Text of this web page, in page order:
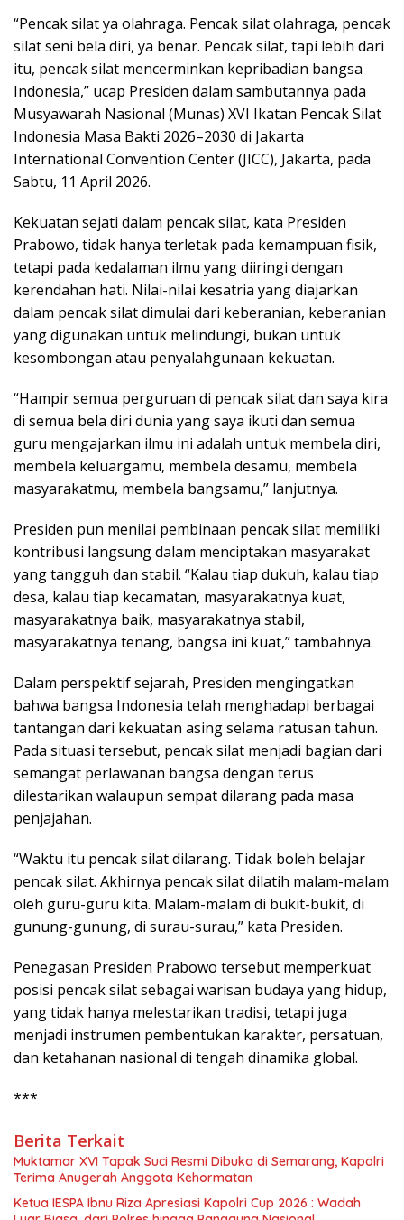
“Pencak silat ya olahraga. Pencak silat olahraga, pencak
silat seni bela diri, ya benar. Pencak silat, tapi lebih dari
itu, pencak silat mencerminkan kepribadian bangsa
Indonesia,” ucap Presiden dalam sambutannya pada
Musyawarah Nasional (Munas) XVI Ikatan Pencak Silat
Indonesia Masa Bakti 2026–2030 di Jakarta
International Convention Center (JICC), Jakarta, pada
Sabtu, 11 April 2026.
Kekuatan sejati dalam pencak silat, kata Presiden
Prabowo, tidak hanya terletak pada kemampuan fisik,
tetapi pada kedalaman ilmu yang diiringi dengan
kerendahan hati. Nilai-nilai kesatria yang diajarkan
dalam pencak silat dimulai dari keberanian, keberanian
yang digunakan untuk melindungi, bukan untuk
kesombongan atau penyalahgunaan kekuatan.
“Hampir semua perguruan di pencak silat dan saya kira
di semua bela diri dunia yang saya ikuti dan semua
guru mengajarkan ilmu ini adalah untuk membela diri,
membela keluargamu, membela desamu, membela
masyarakatmu, membela bangsamu,” lanjutnya.
Presiden pun menilai pembinaan pencak silat memiliki
kontribusi langsung dalam menciptakan masyarakat
yang tangguh dan stabil. “Kalau tiap dukuh, kalau tiap
desa, kalau tiap kecamatan, masyarakatnya kuat,
masyarakatnya baik, masyarakatnya stabil,
masyarakatnya tenang, bangsa ini kuat,” tambahnya.
Dalam perspektif sejarah, Presiden mengingatkan
bahwa bangsa Indonesia telah menghadapi berbagai
tantangan dari kekuatan asing selama ratusan tahun.
Pada situasi tersebut, pencak silat menjadi bagian dari
semangat perlawanan bangsa dengan terus
dilestarikan walaupun sempat dilarang pada masa
penjajahan.
“Waktu itu pencak silat dilarang. Tidak boleh belajar
pencak silat. Akhirnya pencak silat dilatih malam-malam
oleh guru-guru kita. Malam-malam di bukit-bukit, di
gunung-gunung, di surau-surau,” kata Presiden.
Penegasan Presiden Prabowo tersebut memperkuat
posisi pencak silat sebagai warisan budaya yang hidup,
yang tidak hanya melestarikan tradisi, tetapi juga
menjadi instrumen pembentukan karakter, persatuan,
dan ketahanan nasional di tengah dinamika global.
***
Berita Terkait
Muktamar XVI Tapak Suci Resmi Dibuka di Semarang, Kapolri
Terima Anugerah Anggota Kehormatan
Ketua IESPA Ibnu Riza Apresiasi Kapolri Cup 2026 : Wadah